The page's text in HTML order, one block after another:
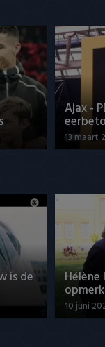
Ajax -
13 maart
is de
10 juni